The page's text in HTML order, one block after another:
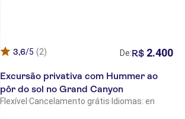
3,6/5 (2) De:R$ 2.400
Excursão privativa com Hummer ao
pôr do sol no Grand Canyon
Flexível ·Cancelamento grátis· Idiomas: en